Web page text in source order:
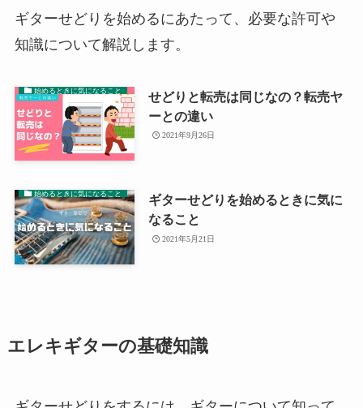
ギターせどりを始めるにあたって、必要な許可や
知識について解説します。
始めるときに気になること
せどりと転売は同じなの？転売ヤ
ーとの違い
2021年9月26日
始めるときに気になること
ギターせどりを始めるときに気に
なること
2021年5月21日
エレキギターの基礎知識